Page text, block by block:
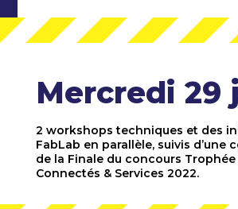
Mercredi 29
2 workshops techniques et des
FabLab en parallèle, suivis d’une
de la Finale du concours Trophée
Connectés & Services 2022.